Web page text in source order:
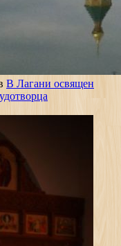
В Лагани освящен